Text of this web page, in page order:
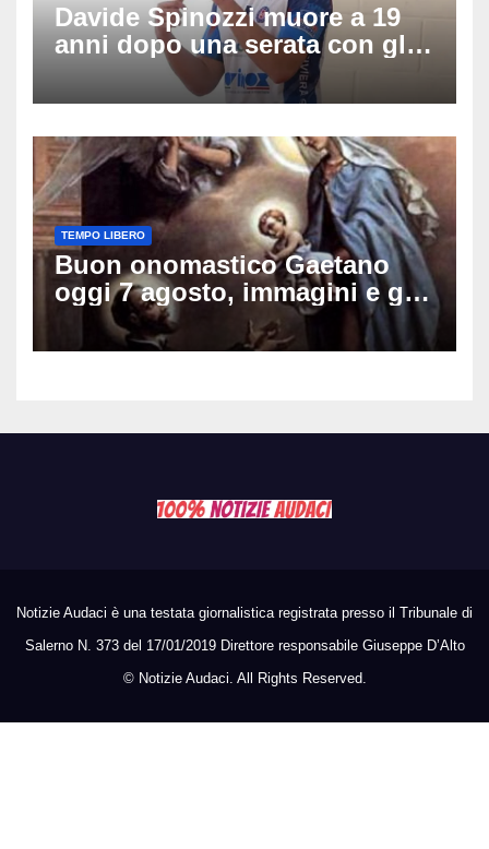
Davide Spinozzi muore a 19
anni dopo una serata con gli
amici: il mistero dello
schianto senza frenata
TEMPO LIBERO
Buon onomastico Gaetano
oggi 7 agosto, immagini e gif
di auguri da condividere sui
social
Notizie Audaci è una testata giornalistica registrata presso il Tribunale di
Salerno N. 373 del 17/01/2019 Direttore responsabile Giuseppe D’Alto
© Notizie Audaci. All Rights Reserved.